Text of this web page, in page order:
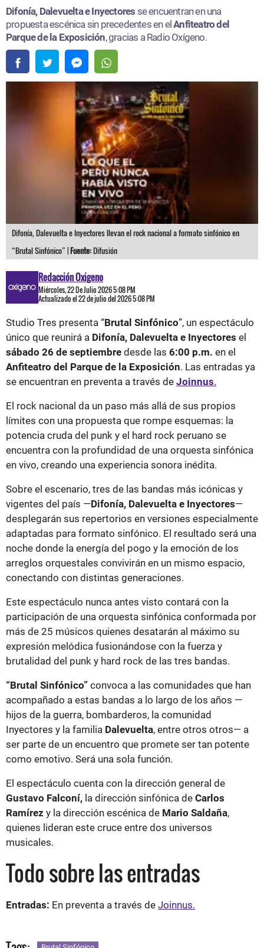
Difonía, Dalevuelta e Inyectores se encuentran en una
propuesta escénica sin precedentes en elAnfiteatro del
Parque de la Exposición, gracias a Radio Oxígeno.
Difonía, Dalevuelta e Inyectores llevan el rock nacional a formato sinfónico en
“Brutal Sinfónico” |Fuente:Difusión
Redacción Oxigeno
Miércoles, 22 De Julio 2026 5:08 PM
Actualizado el 22 de julio del 2026 5:08 PM
Studio Tres presenta “Brutal Sinfónico”, un espectáculo
único que reunirá a Difonía, Dalevuelta e Inyectores el
sábado 26 de septiembre desde las 6:00 p.m. en el
Anfiteatro del Parque de la Exposición. Las entradas ya
se encuentran en preventa a través de Joinnus.
El rock nacional da un paso más allá de sus propios
límites con una propuesta que rompe esquemas: la
potencia cruda del punk y el hard rock peruano se
encuentra con la profundidad de una orquesta sinfónica
en vivo, creando una experiencia sonora inédita.
Sobre el escenario, tres de las bandas más icónicas y
vigentes del país —Difonía, Dalevuelta e Inyectores—
desplegarán sus repertorios en versiones especialmente
adaptadas para formato sinfónico. El resultado será una
noche donde la energía del pogo y la emoción de los
arreglos orquestales convivirán en un mismo espacio,
conectando con distintas generaciones.
Este espectáculo nunca antes visto contará con la
participación de una orquesta sinfónica conformada por
más de 25 músicos quienes desatarán al máximo su
expresión melódica fusionándose con la fuerza y
brutalidad del punk y hard rock de las tres bandas.
“Brutal Sinfónico” convoca a las comunidades que han
acompañado a estas bandas a lo largo de los años —
hijos de la guerra, bombarderos, la comunidad
Inyectores y la familia Dalevuelta, entre otros otros— a
ser parte de un encuentro que promete ser tan potente
como emotivo. Será una sola función.
El espectáculo cuenta con la dirección general de
Gustavo Falconí, la dirección sinfónica de Carlos
Ramírez y la dirección escénica de Mario Saldaña,
quienes lideran este cruce entre dos universos
musicales.
Todo sobre las entradas
Entradas: En preventa a través de Joinnus.